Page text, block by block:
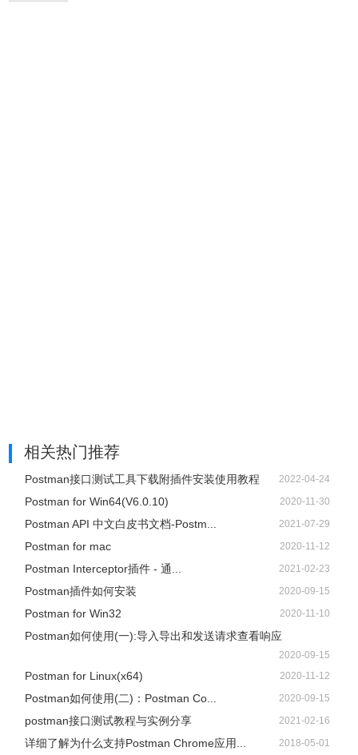
相关热门推荐
Postman接口测试工具下载附插件安装使用教程 2022-04-24
Postman for Win64(V6.0.10) 2020-11-30
Postman API 中文白皮书文档-Postm... 2021-07-29
Postman for mac 2020-11-12
Postman Interceptor插件 - 通... 2021-02-23
Postman插件如何安装 2020-09-15
Postman for Win32 2020-11-10
Postman如何使用(一):导入导出和发送请求查看响应
2020-09-15
Postman for Linux(x64) 2020-11-12
Postman如何使用(二)：Postman Co... 2020-09-15
postman接口测试教程与实例分享 2021-02-16
详细了解为什么支持Postman Chrome应用... 2018-05-01